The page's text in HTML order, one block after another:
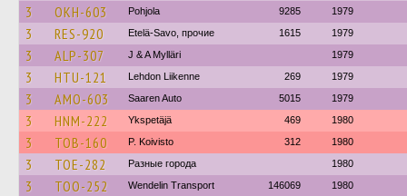
3 OKH-603 Pohjola 9285 1979
3 RES-920 Etelä-Savo, прочие 1615 1979
3 ALP-307 J & A Mylläri 1979
3 HTU-121 Lehdon Liikenne 269 1979
3 AMO-603 Saaren Auto 5015 1979
3 HNM-222 Ykspetäjä 469 1980
3 TOB-160 P. Koivisto 312 1980
3 TOE-282 Разные города 1980
3 TOO-252 Wendelin Transport 146069 1980